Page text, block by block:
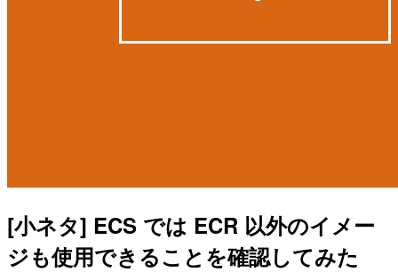
[小ネタ] ECS では ECR 以外のイメー
ジも使用できることを確認してみた